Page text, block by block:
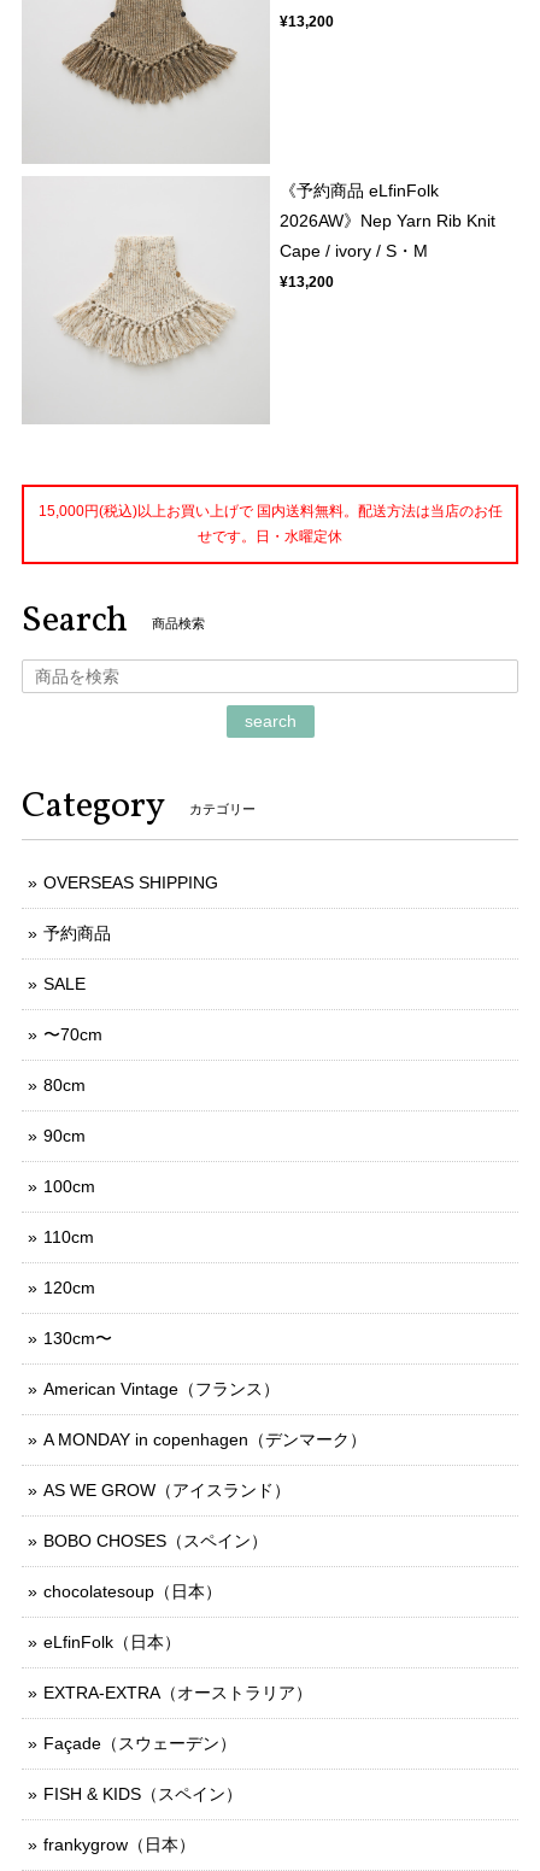
¥13,200
《予約商品 eLfinFolk
2026AW》Nep Yarn Rib Knit
Cape / ivory / S・M
¥13,200
15,000円(税込)以上お買い上げで 国内送料無料。配送方法は当店のお任
せです。日・水曜定休
Search 商品検索
search
Category カテゴリー
OVERSEAS SHIPPING
予約商品
SALE
〜70cm
80cm
90cm
100cm
110cm
120cm
130cm〜
American Vintage（フランス）
A MONDAY in copenhagen（デンマーク）
AS WE GROW（アイスランド）
BOBO CHOSES（スペイン）
chocolatesoup（日本）
eLfinFolk（日本）
EXTRA-EXTRA（オーストラリア）
Façade（スウェーデン）
FISH & KIDS（スペイン）
frankygrow（日本）